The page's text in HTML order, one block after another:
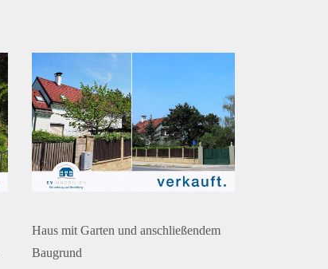
Haus mit Garten und anschließendem
Baugrund